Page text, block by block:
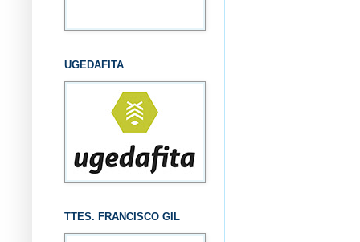
UGEDAFITA
TTES. FRANCISCO GIL